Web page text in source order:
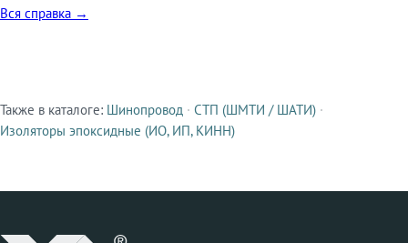
Вся справка →
Смежные продукты
Также в каталоге: Шинопровод · СТП (ШМТИ / ШАТИ) ·
Изоляторы эпоксидные (ИО, ИП, КИНН)